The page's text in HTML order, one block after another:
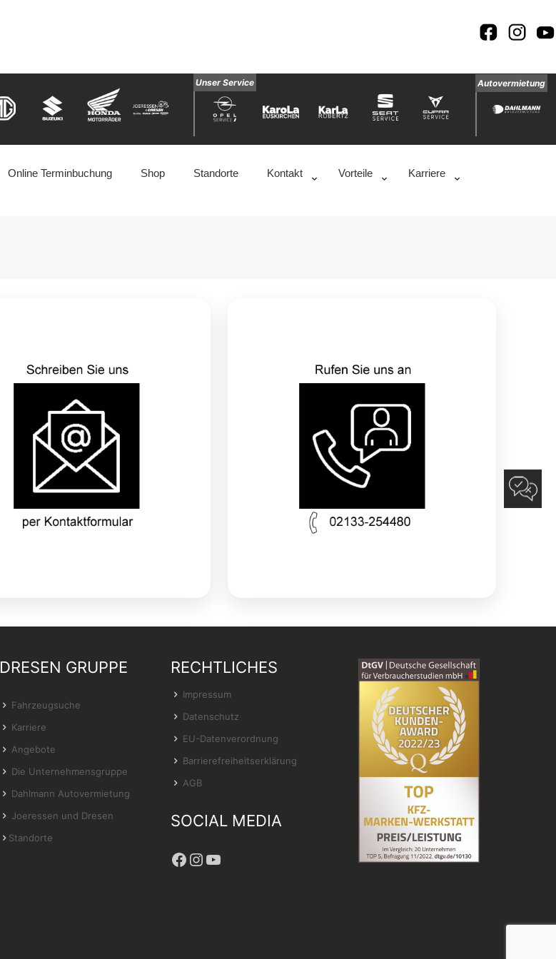
Unser Service
Autovermietung
Online Terminbuchung Shop Standorte Kontakt Vorteile Karriere
DRESEN GRUPPE
Fahrzeugsuche
Karriere
Angebote
Die Unternehmensgruppe
Dahlmann Autovermietung
Joeressen und Dresen
Standorte
RECHTLICHES
Impressum
Datenschutz
EU-Datenverordnung
Barrierefreiheitserklärung
AGB
SOCIAL MEDIA
Facebook
Instagram
YouTube